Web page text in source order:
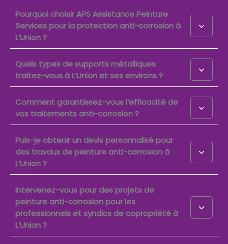
Pourquoi choisir APS Assistance Peinture
Services pour la protection anti-corrosion à
L’Union ?
Quels types de supports métalliques
traitez-vous à L’Union et ses environs ?
Comment garantissez-vous l’efficacité de
vos traitements anti-corrosion ?
Puis-je obtenir un devis personnalisé pour
des travaux de peinture anti-corrosion à
L’Union ?
Intervenez-vous pour des projets de
peinture anti-corrosion pour les
professionnels et syndics de copropriété à
L’Union ?